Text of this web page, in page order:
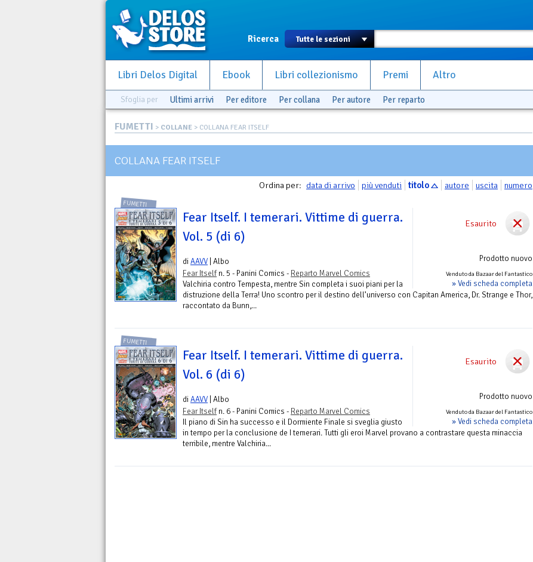
Ricerca
Libri Delos Digital Ebook Libri collezionismo Premi Altro
Sfoglia per Ultimi arrivi Per editore Per collana Per autore Per reparto
FUMETTI > COLLANE > COLLANA FEAR ITSELF
COLLANA FEAR ITSELF
Ordina per: data di arrivo più venduti titolo autore uscita numero
Esaurito
Prodotto nuovo
Venduto da Bazaar del Fantastico
» Vedi scheda completa
FUMETTI
Fear Itself. I temerari. Vittime di guerra.
Vol. 5 (di 6)
diAAVV | Albo
Fear Itselfn. 5 - Panini Comics - Reparto Marvel Comics
Valchiria contro Tempesta, mentre Sin completa i suoi piani per la
distruzione della Terra! Uno scontro per il destino dell’universo con Capitan America, Dr. Strange e Thor,
raccontato da Bunn,...
Esaurito
Prodotto nuovo
Venduto da Bazaar del Fantastico
» Vedi scheda completa
FUMETTI
Fear Itself. I temerari. Vittime di guerra.
Vol. 6 (di 6)
diAAVV | Albo
Fear Itselfn. 6 - Panini Comics - Reparto Marvel Comics
Il piano di Sin ha successo e il Dormiente Finale si sveglia giusto
in tempo per la conclusione de I temerari. Tutti gli eroi Marvel provano a contrastare questa minaccia
terribile, mentre Valchiria...